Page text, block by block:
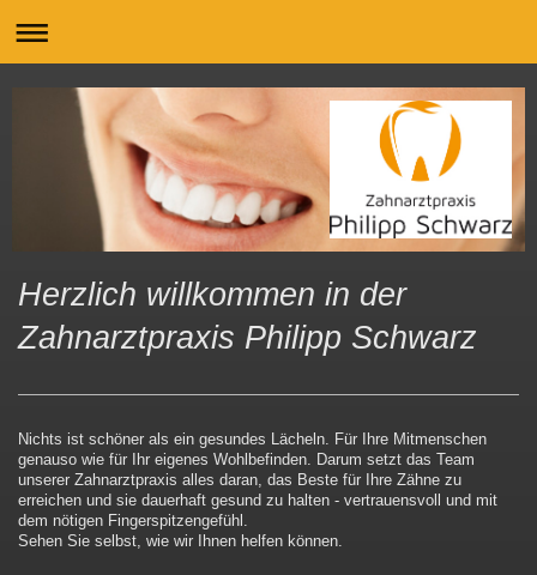
Herzlich willkommen in der
Zahnarztpraxis Philipp Schwarz
Nichts ist schöner als ein gesundes Lächeln. Für Ihre Mitmenschen
genauso wie für Ihr eigenes Wohlbefinden. Darum setzt das Team
unserer Zahnarztpraxis alles daran, das Beste für Ihre Zähne zu
erreichen und sie dauerhaft gesund zu halten - vertrauensvoll und mit
dem nötigen Fingerspitzengefühl.
Sehen Sie selbst, wie wir Ihnen helfen können.